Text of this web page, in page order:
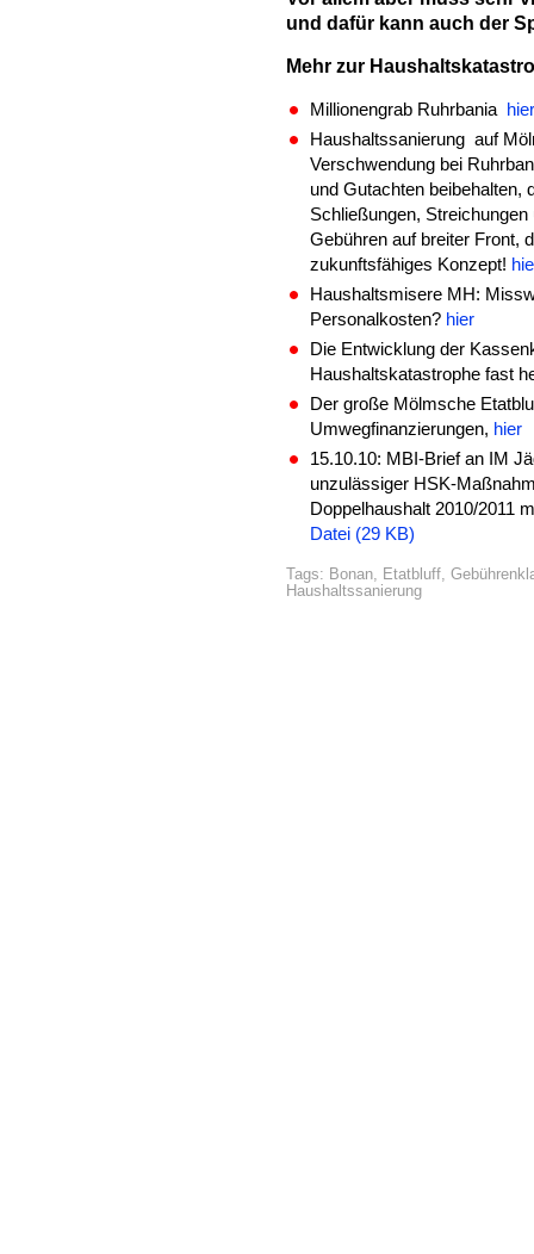
und dafür kann auch der
Mehr zur
Millionengrab Ruhrbania
hier
Haushaltssanierung auf
Verschwendung bei
und Gutachten beibehalten,
Schließungen, Streichungen
Gebühren auf breiter Front,
zukunftsfähiges Konzept!
Haushaltsmisere MH:
Personalkosten? hier
Die Entwicklung der
Haushaltskatastrophe fast
Der große Mölmsche
Umwegfinanzierungen, hier
15.10.10: MBI-Brief an IM
unzulässiger HSK-
Doppelhaushalt 2010/2011
Datei (29 KB)
Tags: Bonan, Etatbluff,
Haushaltssanierung